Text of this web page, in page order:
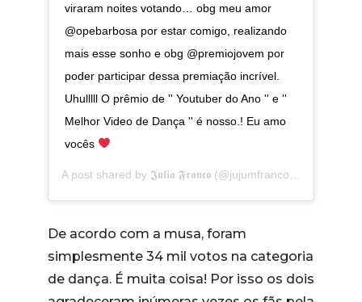
viraram noites votando… obg meu amor
@opebarbosa por estar comigo, realizando
mais esse sonho e obg @premiojovem por
poder participar dessa premiação incrível.
Uhulllll O prêmio de '' Youtuber do Ano '' e ''
Melhor Video de Dança '' é nosso.! Eu amo
vocês
A post shared by 𝕵𝖚𝖑𝖎𝖆 𝕱𝖗𝖆𝖓𝖈𝖔 (@jujumfranco) on
De acordo com a musa, foram
simplesmente 34 mil votos na categoria
de dança. É muita coisa! Por isso os dois